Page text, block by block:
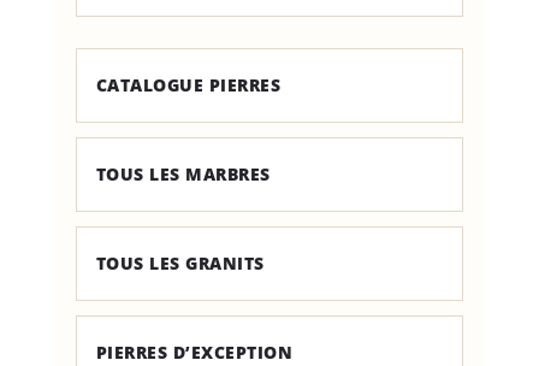
CATALOGUE PIERRES
TOUS LES MARBRES
TOUS LES GRANITS
PIERRES D’EXCEPTION